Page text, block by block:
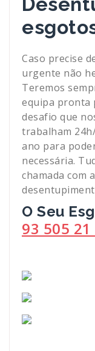
Caso precise
urgente não
Teremos
equipa pronta
desafio que
trabalham
ano para
necessária.
chamada com
O Seu
93 505 21